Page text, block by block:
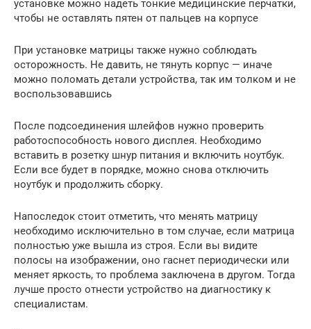
установке можно надеть тонкие медицинские перчатки,
чтобы не оставлять пятен от пальцев на корпусе
При установке матрицы также нужно соблюдать
осторожность. Не давить, не тянуть корпус — иначе
можно поломать детали устройства, так им толком и не
воспользовавшись
После подсоединения шлейфов нужно проверить
работоспособность нового дисплея. Необходимо
вставить в розетку шнур питания и включить ноутбук.
Если все будет в порядке, можно снова отключить
ноутбук и продолжить сборку.
Напоследок стоит отметить, что менять матрицу
необходимо исключительно в том случае, если матрица
полностью уже вышла из строя. Если вы видите
полосы на изображении, оно гаснет периодически или
меняет яркость, то проблема заключена в другом. Тогда
лучше просто отнести устройство на диагностику к
специалистам.